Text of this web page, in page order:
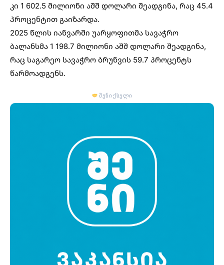
კი 1 602.5 მილიონი აშშ დოლარი შეადგინა, რაც 45.4
პროცენტით გაიზარდა.
2025 წლის იანვარში უარყოფითმა სავაჭრო
ბალანსმა 1 198.7 მილიონი აშშ დოლარი შეადგინა,
რაც საგარეო სავაჭრო ბრუნვის 59.7 პროცენტს
წარმოადგენს.
შენი ქსელი